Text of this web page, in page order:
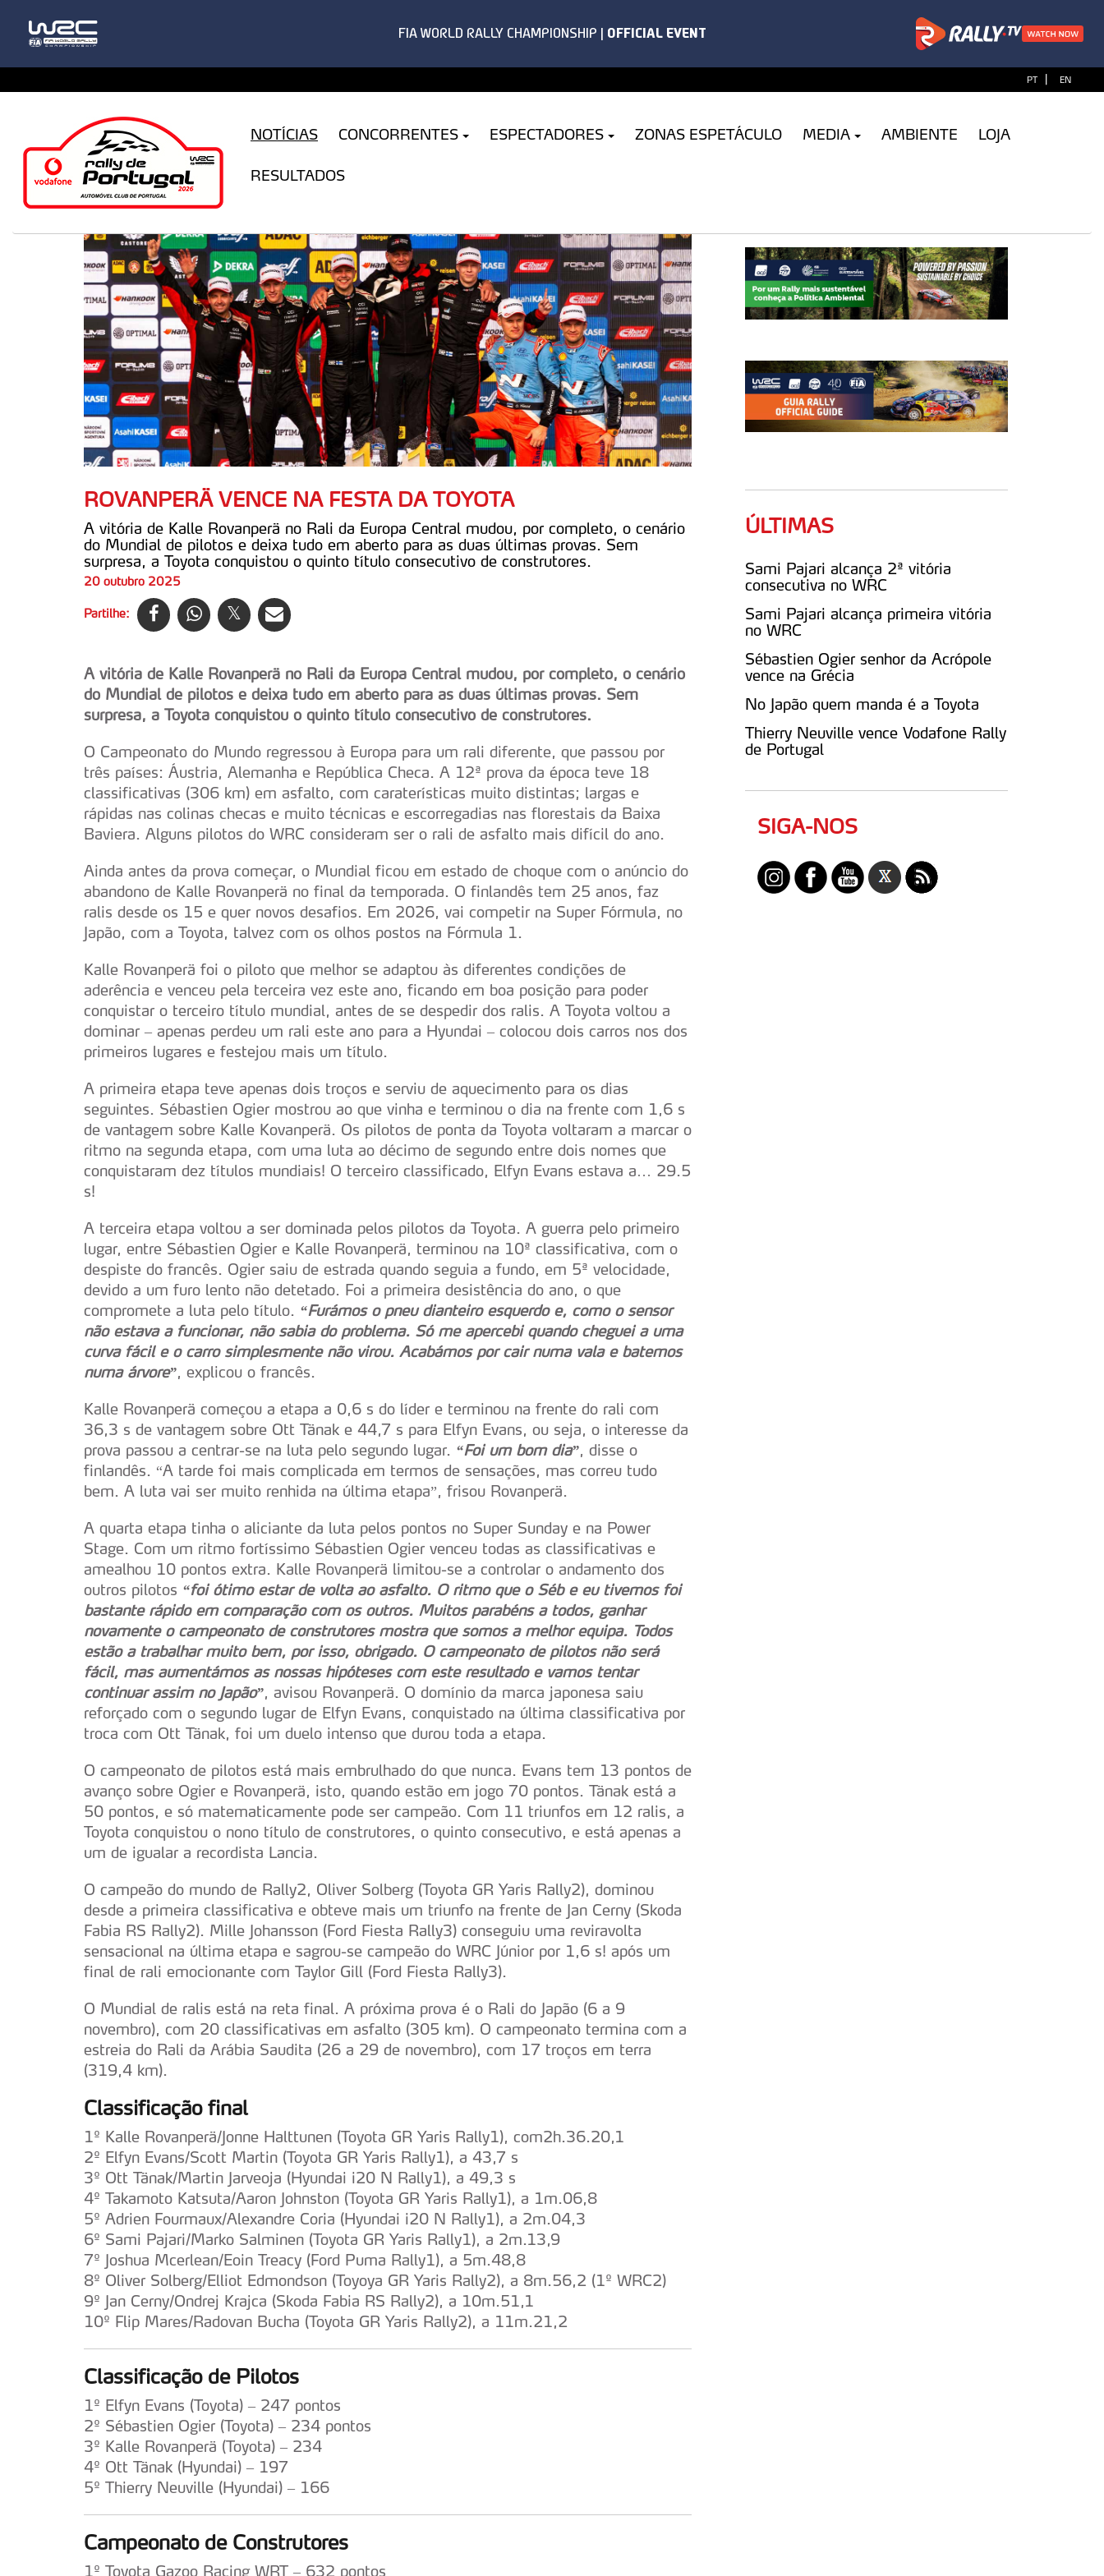
PT | EN
NOTÍCIAS CONCORRENTES ESPECTADORES ZONAS ESPETÁCULO MEDIA AMBIENTE LOJA
RESULTADOS
ROVANPERÄ VENCE NA FESTA DA TOYOTA
A vitória de Kalle Rovanperä no Rali da Europa Central mudou, por completo, o cenário
do Mundial de pilotos e deixa tudo em aberto para as duas últimas provas. Sem
surpresa, a Toyota conquistou o quinto título consecutivo de construtores.
20 outubro 2025
Partilhe:
A vitória de Kalle Rovanperä no Rali da Europa Central mudou, por completo, o cenário
do Mundial de pilotos e deixa tudo em aberto para as duas últimas provas. Sem
surpresa, a Toyota conquistou o quinto título consecutivo de construtores.
O Campeonato do Mundo regressou à Europa para um rali diferente, que passou por
três países: Áustria, Alemanha e República Checa. A 12ª prova da época teve 18
classificativas (306 km) em asfalto, com caraterísticas muito distintas; largas e
rápidas nas colinas checas e muito técnicas e escorregadias nas florestais da Baixa
Baviera. Alguns pilotos do WRC consideram ser o rali de asfalto mais difícil do ano.
Ainda antes da prova começar, o Mundial ficou em estado de choque com o anúncio do
abandono de Kalle Rovanperä no final da temporada. O finlandês tem 25 anos, faz
ralis desde os 15 e quer novos desafios. Em 2026, vai competir na Super Fórmula, no
Japão, com a Toyota, talvez com os olhos postos na Fórmula 1.
Kalle Rovanperä foi o piloto que melhor se adaptou às diferentes condições de
aderência e venceu pela terceira vez este ano, ficando em boa posição para poder
conquistar o terceiro título mundial, antes de se despedir dos ralis. A Toyota voltou a
dominar – apenas perdeu um rali este ano para a Hyundai – colocou dois carros nos dos
primeiros lugares e festejou mais um título.
A primeira etapa teve apenas dois troços e serviu de aquecimento para os dias
seguintes. Sébastien Ogier mostrou ao que vinha e terminou o dia na frente com 1,6 s
de vantagem sobre Kalle Kovanperä. Os pilotos de ponta da Toyota voltaram a marcar o
ritmo na segunda etapa, com uma luta ao décimo de segundo entre dois nomes que
conquistaram dez títulos mundiais! O terceiro classificado, Elfyn Evans estava a… 29.5
s!
A terceira etapa voltou a ser dominada pelos pilotos da Toyota. A guerra pelo primeiro
lugar, entre Sébastien Ogier e Kalle Rovanperä, terminou na 10ª classificativa, com o
despiste do francês. Ogier saiu de estrada quando seguia a fundo, em 5ª velocidade,
devido a um furo lento não detetado. Foi a primeira desistência do ano, o que
compromete a luta pelo título. “Furámos o pneu dianteiro esquerdo e, como o sensor
não estava a funcionar, não sabia do problema. Só me apercebi quando cheguei a uma
curva fácil e o carro simplesmente não virou. Acabámos por cair numa vala e batemos
numa árvore”, explicou o francês.
Kalle Rovanperä começou a etapa a 0,6 s do líder e terminou na frente do rali com
36,3 s de vantagem sobre Ott Tänak e 44,7 s para Elfyn Evans, ou seja, o interesse da
prova passou a centrar-se na luta pelo segundo lugar. “Foi um bom dia”, disse o
finlandês. “A tarde foi mais complicada em termos de sensações, mas correu tudo
bem. A luta vai ser muito renhida na última etapa”, frisou Rovanperä.
A quarta etapa tinha o aliciante da luta pelos pontos no Super Sunday e na Power
Stage. Com um ritmo fortíssimo Sébastien Ogier venceu todas as classificativas e
amealhou 10 pontos extra. Kalle Rovanperä limitou-se a controlar o andamento dos
outros pilotos “foi ótimo estar de volta ao asfalto. O ritmo que o Séb e eu tivemos foi
bastante rápido em comparação com os outros. Muitos parabéns a todos, ganhar
novamente o campeonato de construtores mostra que somos a melhor equipa. Todos
estão a trabalhar muito bem, por isso, obrigado. O campeonato de pilotos não será
fácil, mas aumentámos as nossas hipóteses com este resultado e vamos tentar
continuar assim no Japão”, avisou Rovanperä. O domínio da marca japonesa saiu
reforçado com o segundo lugar de Elfyn Evans, conquistado na última classificativa por
troca com Ott Tänak, foi um duelo intenso que durou toda a etapa.
O campeonato de pilotos está mais embrulhado do que nunca. Evans tem 13 pontos de
avanço sobre Ogier e Rovanperä, isto, quando estão em jogo 70 pontos. Tänak está a
50 pontos, e só matematicamente pode ser campeão. Com 11 triunfos em 12 ralis, a
Toyota conquistou o nono título de construtores, o quinto consecutivo, e está apenas a
um de igualar a recordista Lancia.
O campeão do mundo de Rally2, Oliver Solberg (Toyota GR Yaris Rally2), dominou
desde a primeira classificativa e obteve mais um triunfo na frente de Jan Cerny (Skoda
Fabia RS Rally2). Mille Johansson (Ford Fiesta Rally3) conseguiu uma reviravolta
sensacional na última etapa e sagrou-se campeão do WRC Júnior por 1,6 s! após um
final de rali emocionante com Taylor Gill (Ford Fiesta Rally3).
O Mundial de ralis está na reta final. A próxima prova é o Rali do Japão (6 a 9
novembro), com 20 classificativas em asfalto (305 km). O campeonato termina com a
estreia do Rali da Arábia Saudita (26 a 29 de novembro), com 17 troços em terra
(319,4 km).
Classificação final
1º Kalle Rovanperä/Jonne Halttunen (Toyota GR Yaris Rally1), com2h.36.20,1
2º Elfyn Evans/Scott Martin (Toyota GR Yaris Rally1), a 43,7 s
3º Ott Tänak/Martin Jarveoja (Hyundai i20 N Rally1), a 49,3 s
4º Takamoto Katsuta/Aaron Johnston (Toyota GR Yaris Rally1), a 1m.06,8
5º Adrien Fourmaux/Alexandre Coria (Hyundai i20 N Rally1), a 2m.04,3
6º Sami Pajari/Marko Salminen (Toyota GR Yaris Rally1), a 2m.13,9
7º Joshua Mcerlean/Eoin Treacy (Ford Puma Rally1), a 5m.48,8
8º Oliver Solberg/Elliot Edmondson (Toyoya GR Yaris Rally2), a 8m.56,2 (1º WRC2)
9º Jan Cerny/Ondrej Krajca (Skoda Fabia RS Rally2), a 10m.51,1
10º Flip Mares/Radovan Bucha (Toyota GR Yaris Rally2), a 11m.21,2
Classificação de Pilotos
1º Elfyn Evans (Toyota) – 247 pontos
2º Sébastien Ogier (Toyota) – 234 pontos
3º Kalle Rovanperä (Toyota) – 234
4º Ott Tänak (Hyundai) – 197
5º Thierry Neuville (Hyundai) – 166
Campeonato de Construtores
1º Toyota Gazoo Racing WRT – 632 pontos
ÚLTIMAS
Sami Pajari alcança 2ª vitória
consecutiva no WRC
Sami Pajari alcança primeira vitória
no WRC
Sébastien Ogier senhor da Acrópole
vence na Grécia
No Japão quem manda é a Toyota
Thierry Neuville vence Vodafone Rally
de Portugal
SIGA-NOS